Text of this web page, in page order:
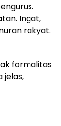
Ingat,
rakyat.
formalitas
jelas,